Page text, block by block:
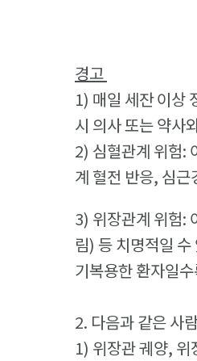
경고
1) 매일 세잔 이상
시 의사 또는 약사
2) 심혈관계 위험:
계 혈전 반응, 심
3) 위장관계 위험:
림) 등 치명적일
기복용한 환자일
2. 다음과 같은 사
1) 위장관 궤양, 위